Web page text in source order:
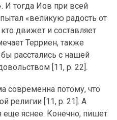
И тогда Иов при всей
«великую радость от
движет и составляет
Терриен, также
расстались с нашей
[11, p. 22].
современна потому, что
религии [11, p. 21]. А
еще яснее. Конечно, пишет